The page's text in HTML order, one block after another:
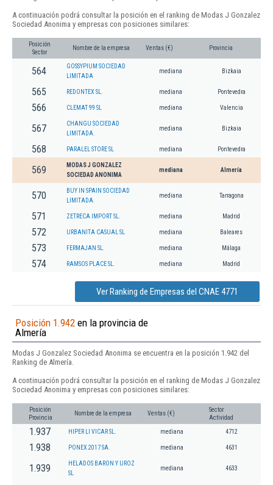
A continuación podrá consultar la posición en el ranking de Modas J Gonzalez
Sociedad Anonima y empresas con posiciones similares:
Posición
Sector
Nombre de la empresa Ventas (€) Provincia
564
GOSSYPIUM SOCIEDAD
LIMITADA
mediana Bizkaia
565 REDONTEX SL. mediana Pontevedra
566 CLEMAT 99 SL mediana Valencia
567
CHANGU SOCIEDAD
LIMITADA.
mediana Bizkaia
568 PARALEL STORE SL mediana Pontevedra
569
MODAS J GONZALEZ
SOCIEDAD ANONIMA
mediana Almería
570
BUY IN SPAIN SOCIEDAD
LIMITADA.
mediana Tarragona
571 ZETRECA IMPORT SL. mediana Madrid
572 URBANITA CASUAL SL mediana Baleares
573 FERMAJAN SL. mediana Málaga
574 RAMSOS PLACE SL. mediana Madrid
Ver Ranking de Empresas del CNAE 4771
Posición 1.942 en la provincia de
Almería
Modas J Gonzalez Sociedad Anonima se encuentra en la posición 1.942 del
Ranking de Almería.
A continuación podrá consultar la posición en el ranking de Modas J Gonzalez
Sociedad Anonima y empresas con posiciones similares:
Posición
Provincia
Nombre de la empresa Ventas (€)
Sector
Actividad
1.937 HIPER LI VICAR SL. mediana 4712
1.938 PONEX 2017 SA. mediana 4631
1.939
HELADOS BARON Y UROZ
SL
mediana 4633